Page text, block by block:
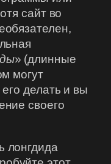
сайт во
» (длинные
могут
делать и вы
своего
лонгдида